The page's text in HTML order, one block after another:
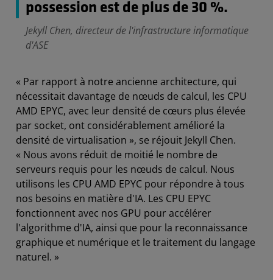
possession est de plus de 30 %.
Jekyll Chen, directeur de l'infrastructure informatique
d'ASE
« Par rapport à notre ancienne architecture, qui
nécessitait davantage de nœuds de calcul, les CPU
AMD EPYC, avec leur densité de cœurs plus élevée
par socket, ont considérablement amélioré la
densité de virtualisation », se réjouit Jekyll Chen.
« Nous avons réduit de moitié le nombre de
serveurs requis pour les nœuds de calcul. Nous
utilisons les CPU AMD EPYC pour répondre à tous
nos besoins en matière d'IA. Les CPU EPYC
fonctionnent avec nos GPU pour accélérer
l'algorithme d'IA, ainsi que pour la reconnaissance
graphique et numérique et le traitement du langage
naturel. »